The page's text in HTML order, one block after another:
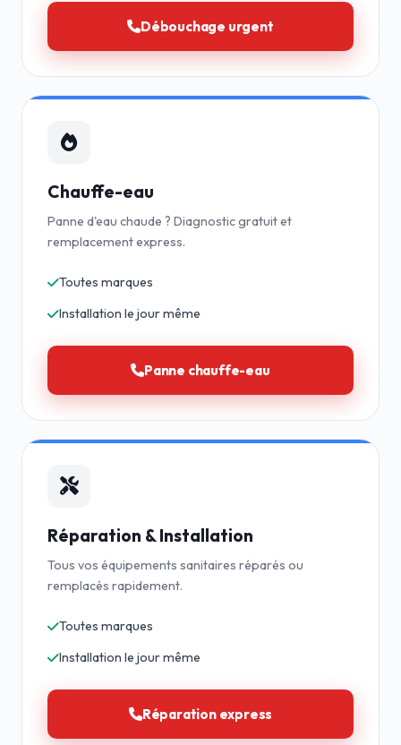
Débouchage urgent
Chauffe-eau
Panne d'eau chaude ? Diagnostic gratuit et
remplacement express.
Toutes marques
Installation le jour même
Panne chauffe-eau
Réparation & Installation
Tous vos équipements sanitaires réparés ou
remplacés rapidement.
Toutes marques
Installation le jour même
Réparation express